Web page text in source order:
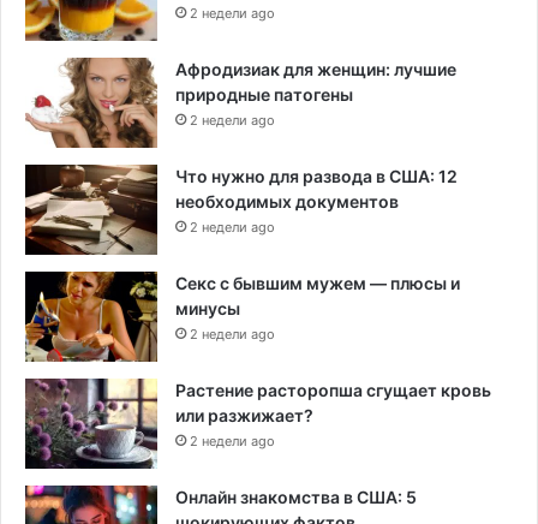
2 недели ago
Афродизиак для женщин: лучшие
природные патогены
2 недели ago
Что нужно для развода в США: 12
необходимых документов
2 недели ago
Секс с бывшим мужем — плюсы и
минусы
2 недели ago
Растение расторопша сгущает кровь
или разжижает?
2 недели ago
Онлайн знакомства в США: 5